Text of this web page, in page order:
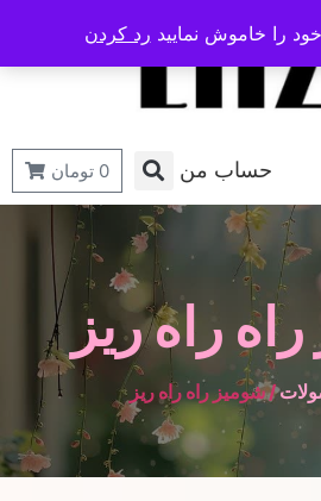
حساب من 0 تومان
راه ریز
/ شومیز راه راه ریز
را خاموش نمایید رد کردن